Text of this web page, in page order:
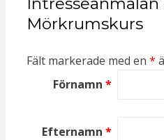
Mörkrumskurs
Fält markerade med en *
Förnamn*
Efternamn*